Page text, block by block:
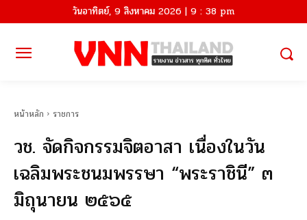
วันอาทิตย์, 9 สิงหาคม 2026 | 9 : 38 pm
หน้าหลัก ราชการ
วช. จัดกิจกรรมจิตอาสา เนื่องในวัน
เฉลิมพระชนมพรรษา “พระราชินี” ๓
มิถุนายน ๒๕๖๕